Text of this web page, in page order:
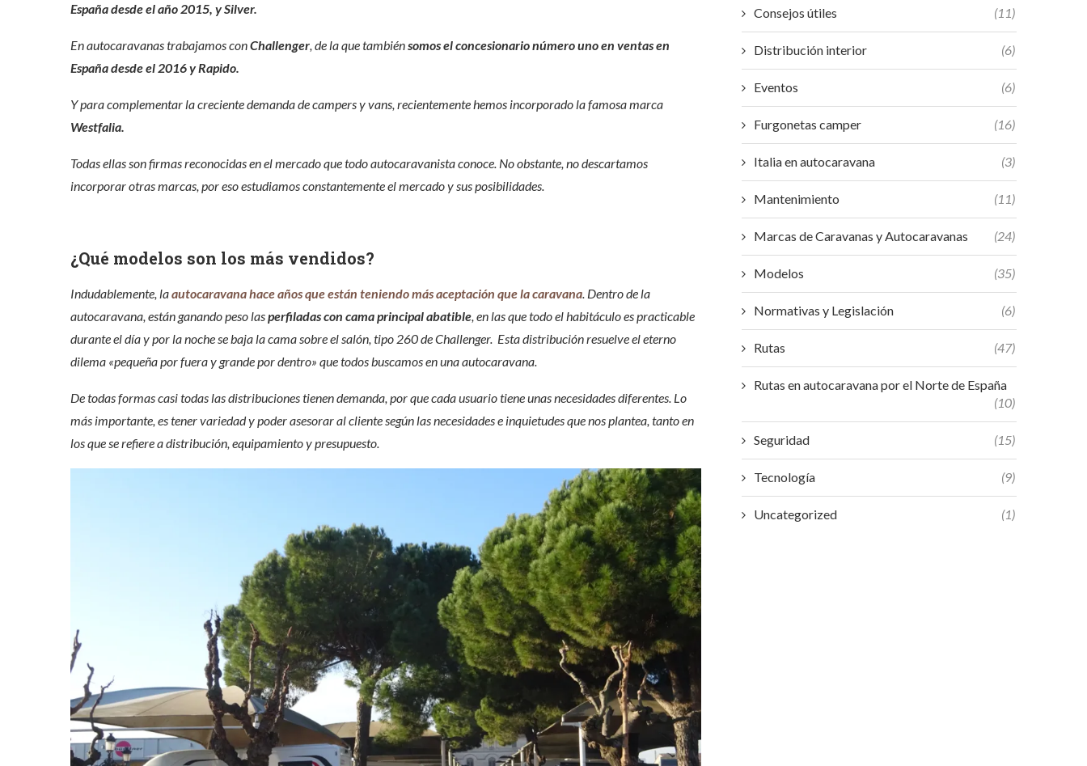
España desde el año 2015, y Silver.
En autocaravanas trabajamos conChallenger, de la que tambiénsomos el concesionario número uno en ventas en
España desde el 2016 y Rapido.
Y para complementar la creciente demanda de campers y vans, recientemente hemos incorporado la famosa marca
Westfalia.
Todas ellas son firmas reconocidas en el mercado que todo autocaravanista conoce. No obstante, no descartamos
incorporar otras marcas, por eso estudiamos constantemente el mercado y sus posibilidades.
¿Qué modelos son los más vendidos?
Indudablemente, laautocaravana hace años que están teniendo más aceptación que la caravana. Dentro de la
autocaravana, están ganando peso lasperfiladas con cama principal abatible, en las que todo el habitáculo es practicable
durante el día y por la noche se baja la cama sobre el salón, tipo 260 de Challenger. Esta distribución resuelve el eterno
dilema «pequeña por fuera y grande por dentro» que todos buscamos en una autocaravana.
De todas formas casi todas las distribuciones tienen demanda, por que cada usuario tiene unas necesidades diferentes. Lo
más importante, es tener variedad y poder asesorar al cliente según las necesidades e inquietudes que nos plantea, tanto en
los que se refiere a distribución, equipamiento y presupuesto.
Consejos útiles (11)
Distribución interior (6)
Eventos (6)
Furgonetas camper (16)
Italia en autocaravana (3)
Mantenimiento (11)
Marcas de Caravanas y Autocaravanas (24)
Modelos (35)
Normativas y Legislación (6)
Rutas (47)
Rutas en autocaravana por el Norte de España
(10)
Seguridad (15)
Tecnología (9)
Uncategorized (1)